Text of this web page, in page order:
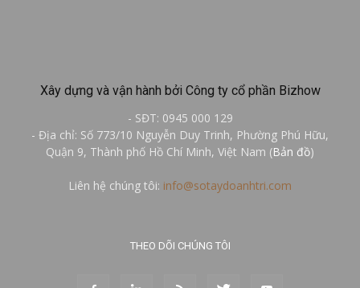
Xây dựng và vận hành bởi Công ty cổ phần Bizhow
- SĐT: 0945 000 129
- Địa chỉ: Số 773/10 Nguyễn Duy Trinh, Phường Phú Hữu,
Quận 9, Thành phố Hồ Chí Minh, Việt Nam (Bản đồ)
Liên hệ chúng tôi: info@sotaydoanhtri.com
THEO DÕI CHÚNG TÔI